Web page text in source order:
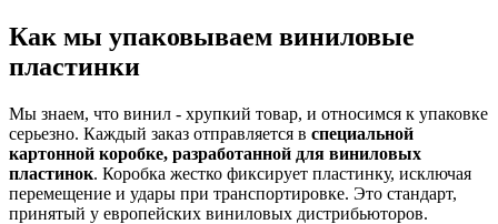
Как мы упаковываем виниловые
пластинки
Мы знаем, что винил - хрупкий товар, и относимся к упаковке
серьезно. Каждый заказ отправляется в специальной
картонной коробке, разработанной для виниловых
пластинок. Коробка жестко фиксирует пластинку, исключая
перемещение и удары при транспортировке. Это стандарт,
принятый у европейских виниловых дистрибьюторов.